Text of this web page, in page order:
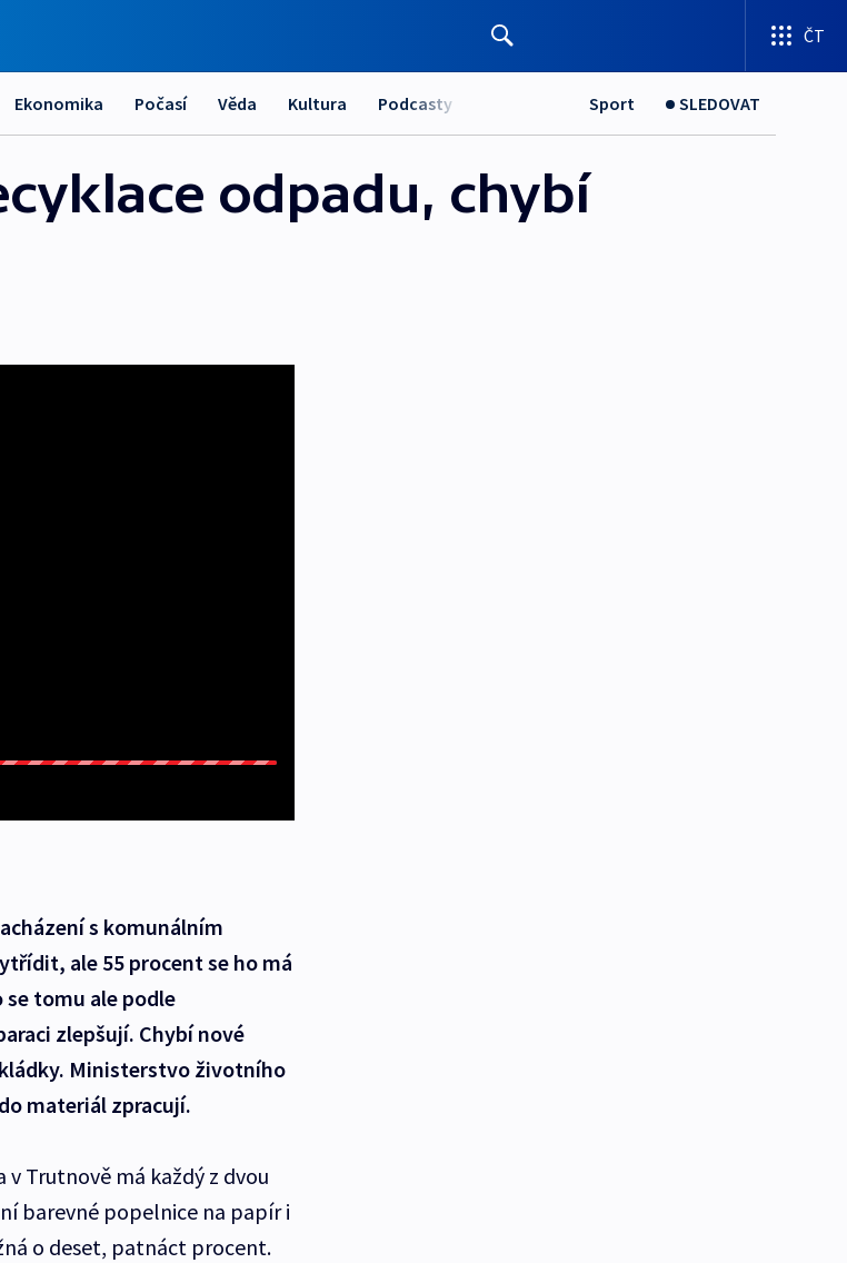
ČT
Ekonomika Počasí Věda Kultura Podcasty Sport SLEDOVAT
odpadu, chybí
s komunálním
ale 55 procent se ho má
se tomu ale podle
zlepšují. Chybí nové
Ministerstvo životního
materiál zpracují.
Trutnově má každý z dvou
barevné popelnice na papír i
o deset, patnáct procent.